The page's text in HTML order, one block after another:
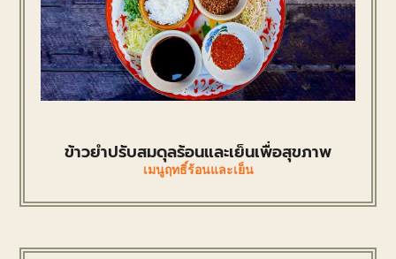
ข้าวยำปรับสมดุลร้อนและเย็นเพื่อสุขภาพ
เมนูฤทธิ์ร้อนและเย็น